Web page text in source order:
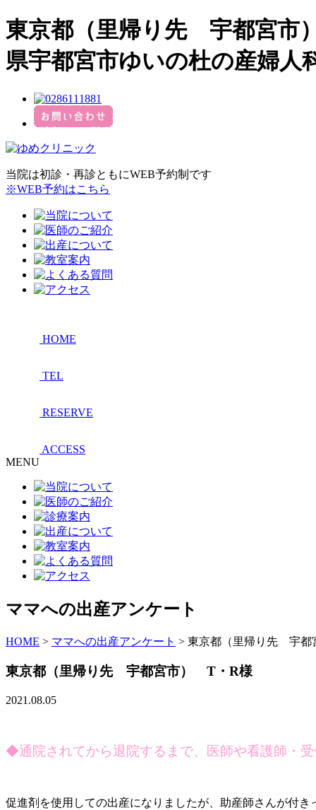
東京都（里帰り先 宇都宮市
県宇都宮市ゆいの杜の産婦
当院は初診・再診ともにWEB予約制です
※WEB予約はこちら
HOME
TEL
RESERVE
ACCESS
MENU
ママへの出産アンケート
HOME > ママへの出産アンケート > 東京都（里帰り先 宇
東京都（里帰り先 宇都宮市） T・R様
2021.08.05
◆通院されてから退院するまで、医師や看護師・
促進剤を使用しての出産になりましたが、助産師さんが付き